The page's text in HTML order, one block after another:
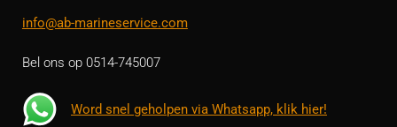
info@ab-marineservice.com
Bel ons op 0514-745007
Word snel geholpen via Whatsapp, klik hier!